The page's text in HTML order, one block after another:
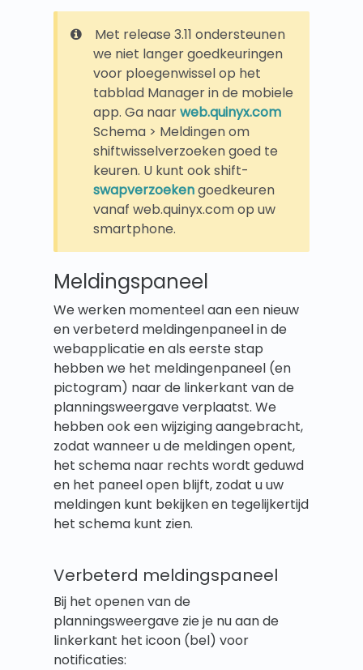
Met release 3.11 ondersteunen
we niet langer goedkeuringen
voor ploegenwissel op het
tabblad Manager in de mobiele
app. Ga naarweb.quinyx.com
Schema > Meldingen om
shiftwisselverzoeken goed te
keuren. U kunt ook shift-
swapverzoekengoedkeuren
vanaf web.quinyx.com op uw
smartphone.
Meldingspaneel
We werken momenteel aan een nieuw
en verbeterd meldingenpaneel in de
webapplicatie en als eerste stap
hebben we het meldingenpaneel (en
pictogram) naar de linkerkant van de
planningsweergave verplaatst. We
hebben ook een wijziging aangebracht,
zodat wanneer u de meldingen opent,
het schema naar rechts wordt geduwd
en het paneel open blijft, zodat u uw
meldingen kunt bekijken en tegelijkertijd
het schema kunt zien.
Verbeterd meldingspaneel
Bij het openen van de
planningsweergave zie je nu aan de
linkerkant het icoon (bel) voor
notificaties: